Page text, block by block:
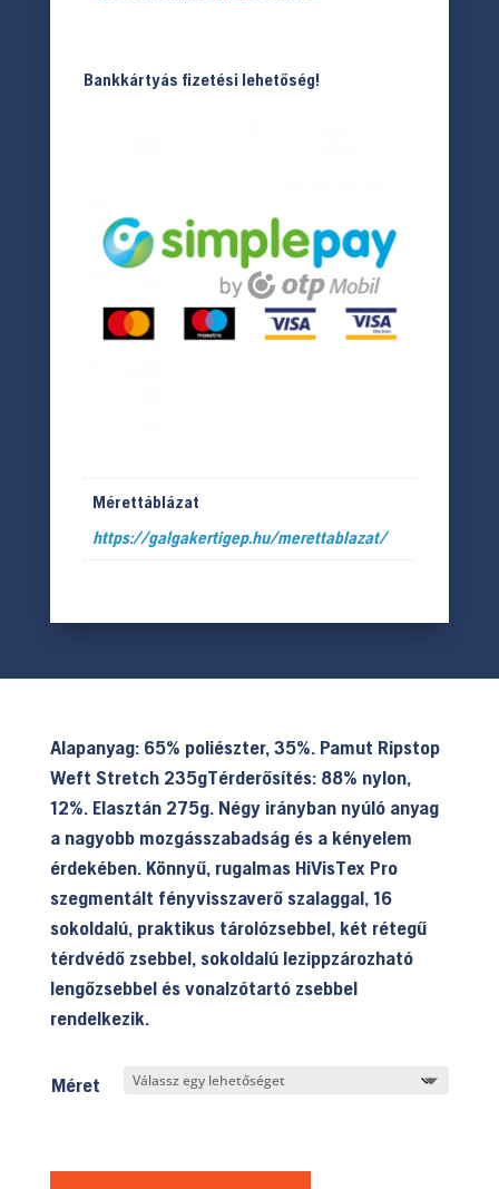
Bankkártyás fizetési lehetőség!
Mérettáblázat
https://galgakertigep.hu/merettablazat/
Alapanyag: 65% poliészter, 35%. Pamut Ripstop
Weft Stretch 235gTérderősítés: 88% nylon,
12%. Elasztán 275g. Négy irányban nyúló anyag
a nagyobb mozgásszabadság és a kényelem
érdekében. Könnyű, rugalmas HiVisTex Pro
szegmentált fényvisszaverő szalaggal, 16
sokoldalú, praktikus tárolózsebbel, két rétegű
térdvédő zsebbel, sokoldalú lezippzározható
lengőzsebbel és vonalzótartó zsebbel
rendelkezik.
Méret